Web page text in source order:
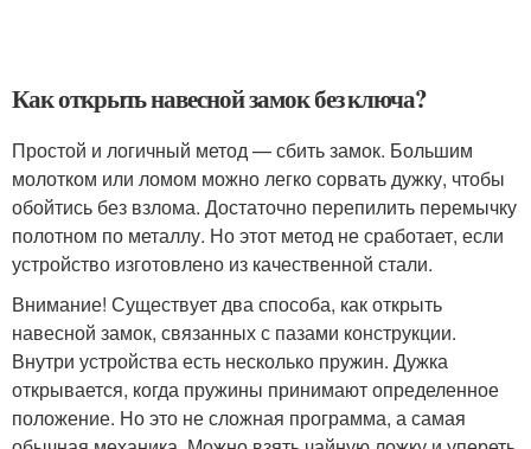
Как открыть навесной замок без ключа?
Простой и логичный метод — сбить замок. Большим
молотком или ломом можно легко сорвать дужку, чтобы
обойтись без взлома. Достаточно перепилить перемычку
полотном по металлу. Но этот метод не сработает, если
устройство изготовлено из качественной стали.
Внимание! Существует два способа, как открыть
навесной замок, связанных с пазами конструкции.
Внутри устройства есть несколько пружин. Дужка
открывается, когда пружины принимают определенное
положение. Но это не сложная программа, а самая